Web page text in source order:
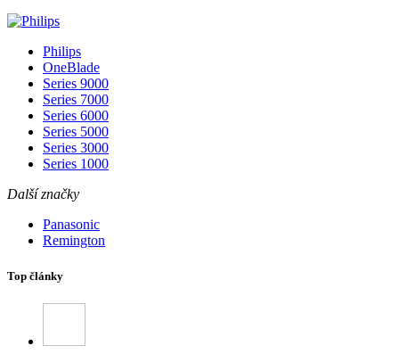
Philips
OneBlade
Series 9000
Series 7000
Series 6000
Series 5000
Series 3000
Series 1000
Další značky
Panasonic
Remington
Top články